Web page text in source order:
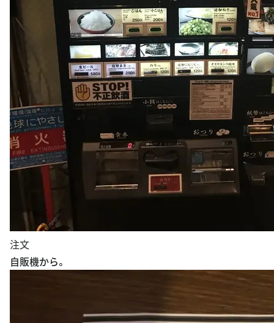
注文
自販機から。